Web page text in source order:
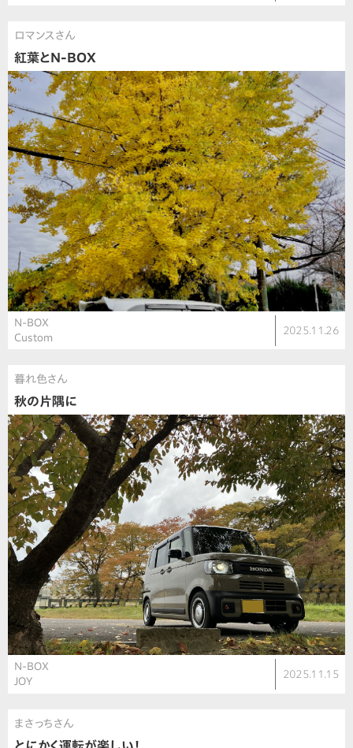
ロマンスさん
紅葉とN-BOX
N-BOX
Custom
2025.11.26
暮れ色さん
秋の片隅に
N-BOX
JOY
2025.11.15
まさっちさん
とにかく運転が楽しい！